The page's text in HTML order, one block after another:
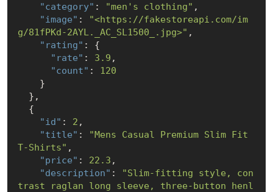
"category" : "men's clothing" ,
"image" :
"<https://fakestoreapi.com/im
g/81fPKd-2AYL._AC_SL1500_.jpg>" ,
"rating" : {
"rate" : 3.9 ,
"count" : 120
"id" : 2 ,
"title" :
"Mens Casual Premium Slim Fit
T-Shirts" ,
"price" : 22.3 ,
"description" :
"Slim-fitting style, con
trast raglan long sleeve, three-button henl